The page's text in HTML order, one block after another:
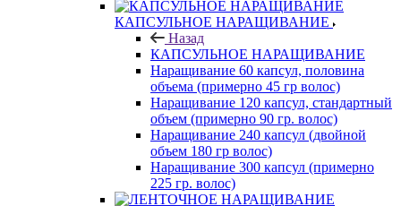
КАПСУЛЬНОЕ НАРАЩИВАНИЕ
Назад
КАПСУЛЬНОЕ НАРАЩИВАНИЕ
Наращивание 60 капсул, половина
объема (примерно 45 гр волос)
Наращивание 120 капсул, стандартный
объем (примерно 90 гр. волос)
Наращивание 240 капсул (двойной
объем 180 гр волос)
Наращивание 300 капсул (примерно
225 гр. волос)